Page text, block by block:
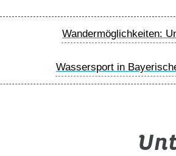
Wandermöglichkeiten:
Wassersport in